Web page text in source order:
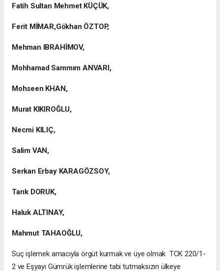
Fatih Sultan Mehmet KÜÇÜK,
Ferit MİMAR,Gökhan ÖZTOP,
Mehman IBRAHİMOV,
Mohhamad Sammım ANVARI,
Mohseen KHAN,
Murat KIKIROĞLU,
Necmi KILIÇ,
Salim VAN,
Serkan Erbay KARAGÖZSOY,
Tarık DORUK,
Haluk ALTINAY,
Mahmut TAHAOĞLU,
Suç işlemek amacıyla örgüt kurmak ve üye olmak TCK 220/1-
2 ve Eşyayı Gümrük işlemlerine tabi tutmaksızın ülkeye